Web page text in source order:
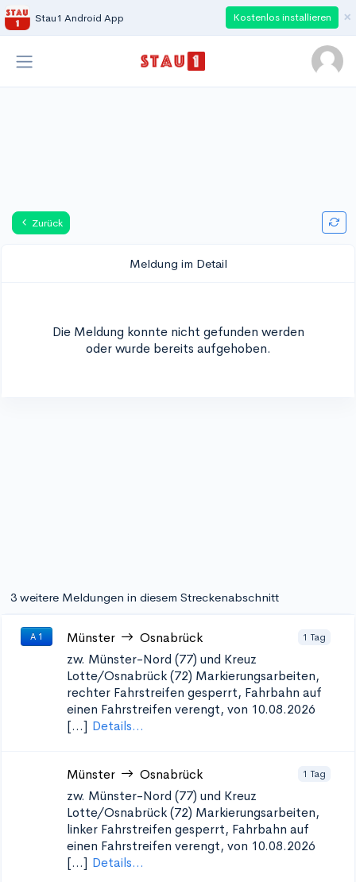
Stau1 Android App Kostenlos installieren ×
Zurück
Meldung im Detail
Die Meldung konnte nicht gefunden werden
oder wurde bereits aufgehoben.
3 weitere Meldungen in diesem Streckenabschnitt
A 1 Münster Osnabrück 1 Tag
zw. Münster-Nord (77) und Kreuz
Lotte/Osnabrück (72) Markierungsarbeiten,
rechter Fahrstreifen gesperrt, Fahrbahn auf
einen Fahrstreifen verengt, von 10.08.2026
[...] Details...
Münster Osnabrück 1 Tag
zw. Münster-Nord (77) und Kreuz
Lotte/Osnabrück (72) Markierungsarbeiten,
linker Fahrstreifen gesperrt, Fahrbahn auf
einen Fahrstreifen verengt, von 10.08.2026
[...] Details...